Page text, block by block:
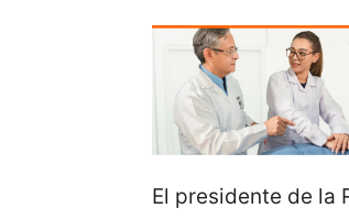
El presidente de la